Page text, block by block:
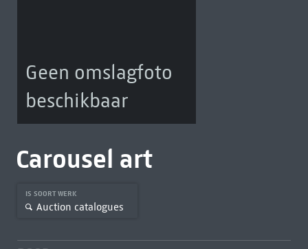
Geen omslagfoto
beschikbaar
Carousel art
IS SOORT WERK
Auction catalogues